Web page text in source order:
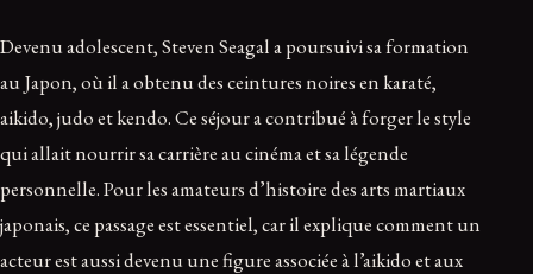
Devenu adolescent, Steven Seagal a poursuivi sa formation
au Japon, où il a obtenu des ceintures noires en karaté,
aikido, judo et kendo. Ce séjour a contribué à forger le style
qui allait nourrir sa carrière au cinéma et sa légende
personnelle. Pour les amateurs d’histoire des arts martiaux
japonais, ce passage est essentiel, car il explique comment un
acteur est aussi devenu une figure associée à l’aikido et aux